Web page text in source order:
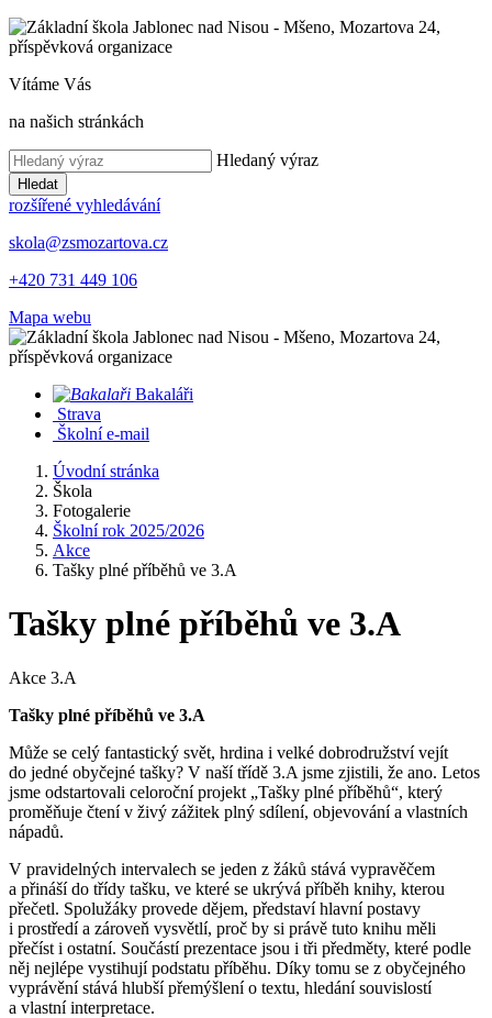
Vítáme Vás
na našich stránkách
Hledaný výraz
Hledat
rozšířené vyhledávání
skola@zsmozartova.cz
+420 731 449 106
Mapa webu
Bakaláři
Strava
Školní e-mail
Úvodní stránka
Škola
Fotogalerie
Školní rok 2025/2026
Akce
Tašky plné příběhů ve 3.A
Tašky plné příběhů ve 3.A
Akce 3.A
Tašky plné příběhů ve 3.A
Může se celý fantastický svět, hrdina i velké dobrodružství vejít
do jedné obyčejné tašky? V naší třídě 3.A jsme zjistili, že ano. Letos
jsme odstartovali celoroční projekt „Tašky plné příběhů“, který
proměňuje čtení v živý zážitek plný sdílení, objevování a vlastních
nápadů.
V pravidelných intervalech se jeden z žáků stává vypravěčem
a přináší do třídy tašku, ve které se ukrývá příběh knihy, kterou
přečetl. Spolužáky provede dějem, představí hlavní postavy
i prostředí a zároveň vysvětlí, proč by si právě tuto knihu měli
přečíst i ostatní. Součástí prezentace jsou i tři předměty, které podle
něj nejlépe vystihují podstatu příběhu. Díky tomu se z obyčejného
vyprávění stává hlubší přemýšlení o textu, hledání souvislostí
a vlastní interpretace.